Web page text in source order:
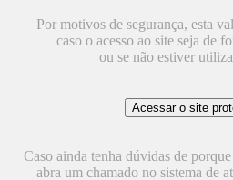
Por motivos de segurança, esta
caso o acesso ao site seja de
ou se não estiver
Caso ainda tenha dúvidas de
abra um chamado no sistema de